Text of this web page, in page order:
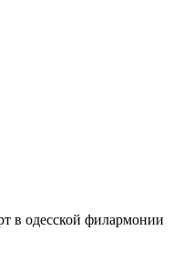
в одесской филармонии